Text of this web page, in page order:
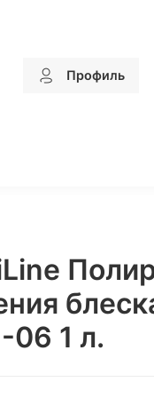
Профиль
06 1 л.